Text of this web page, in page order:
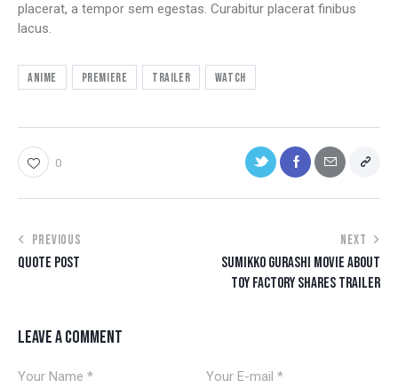
placerat, a tempor sem egestas. Curabitur placerat finibus
lacus.
Anime Premiere Trailer Watch
0
PREVIOUS
QUOTE POST
NEXT
SUMIKKO GURASHI MOVIE ABOUT
TOY FACTORY SHARES TRAILER
LEAVE A COMMENT